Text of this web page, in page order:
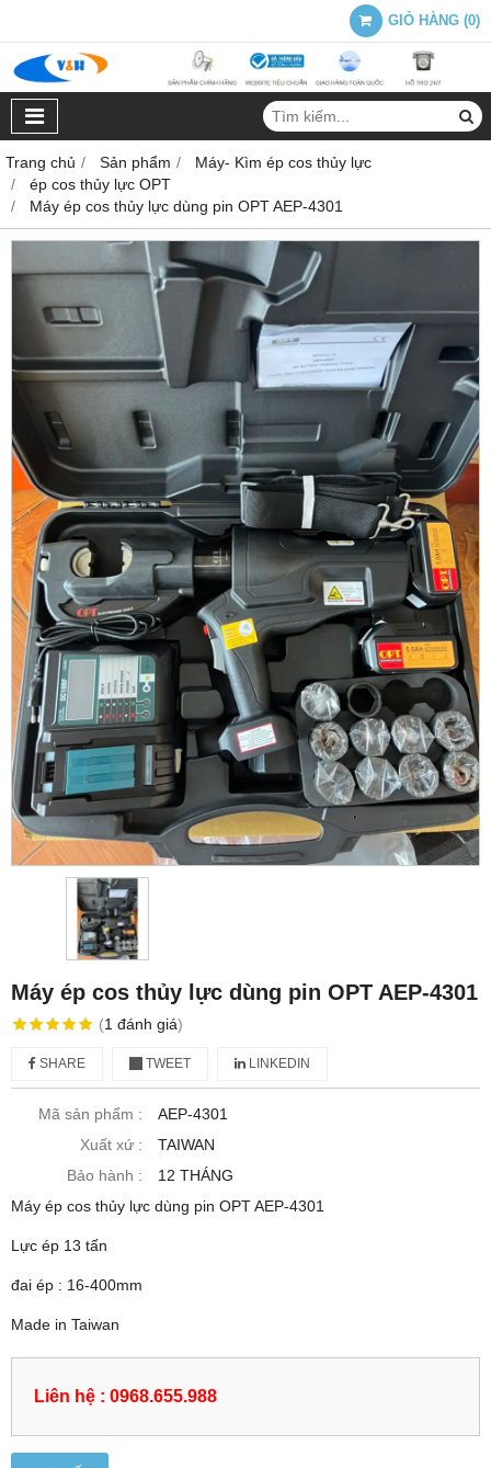
GIỎ HÀNG (0)
Trang chủ Sản phẩm
Máy- Kìm ép cos thủy lực
ép cos thủy lực OPT
Máy ép cos thủy lực dùng pin OPT AEP-4301
Máy ép cos thủy lực dùng pin OPT AEP-4301
(1 đánh giá)
SHARE TWEET LINKEDIN
Mã sản phẩm :
AEP-4301
Xuất xứ :
TAIWAN
Bảo hành :
12 THÁNG
Máy ép cos thủy lực dùng pin OPT AEP-4301
Lực ép 13 tấn
đai ép : 16-400mm
Made in Taiwan
Liên hệ : 0968.655.988